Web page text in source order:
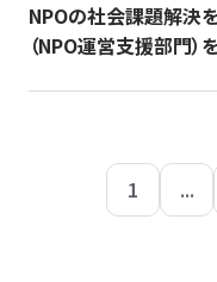
NPOの社会課題解決
（NPO運営支援部門）
1 ...